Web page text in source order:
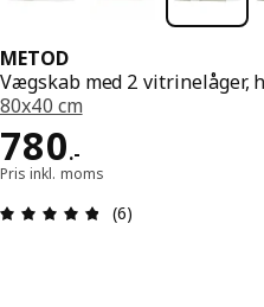
METOD
Vægskab med 2 vitrinelåger,
80x40 cm
780.-
Pris 780.-
Pris inkl. moms
Anmeldelse: 4.8
(6)